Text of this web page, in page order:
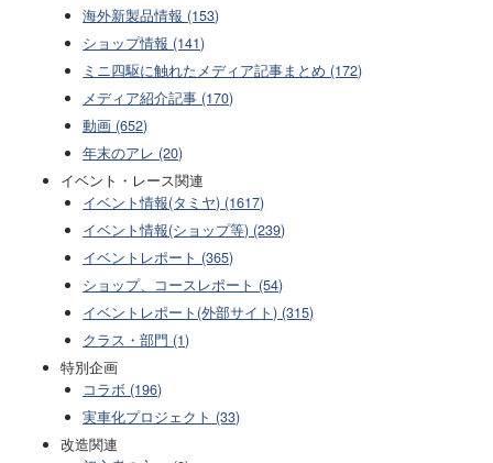
海外新製品情報 (153)
ショップ情報 (141)
ミニ四駆に触れたメディア記事まとめ (172)
メディア紹介記事 (170)
動画 (652)
年末のアレ (20)
イベント・レース関連
イベント情報(タミヤ) (1617)
イベント情報(ショップ等) (239)
イベントレポート (365)
ショップ、コースレポート (54)
イベントレポート(外部サイト) (315)
クラス・部門 (1)
特別企画
コラボ (196)
実車化プロジェクト (33)
改造関連